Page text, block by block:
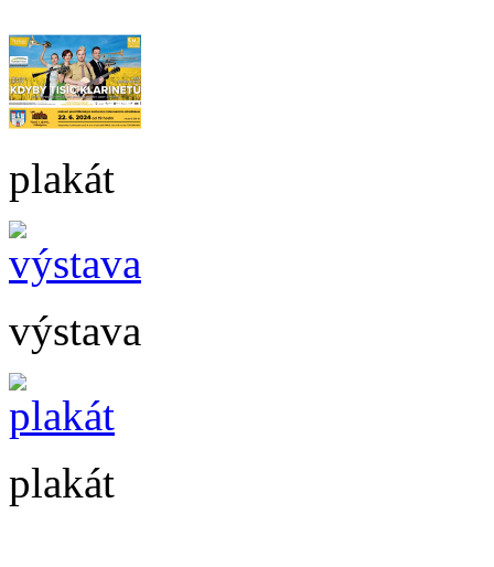
plakát
výstava
plakát